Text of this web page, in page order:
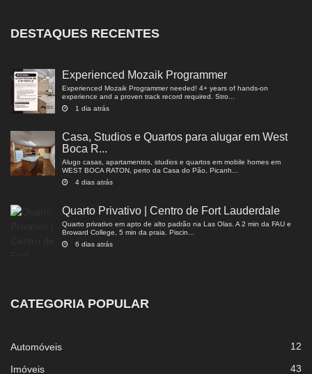
DESTAQUES RECENTES
Experienced Mozaik Programmer
Experienced Mozaik Programmer needed! 4+ years of hands-on
experience and a proven track record required. Stro...
1 dia atrás
Casa, Studios e Quartos para alugar em West
Boca R...
Alugo casas, apartamentos, studios e quartos em mobile homes em
WEST BOCA RATON, perto da Casa do Pão, Picanh...
4 dias atrás
Quarto Privativo | Centro de Fort Lauderdale
Quarto privativo em apto de alto padrão na Las Olas. A 2 min da FAU e
Broward College, 5 min da praia. Piscin...
6 dias atrás
CATEGORIA POPULAR
Automóveis 12
Imóveis 43